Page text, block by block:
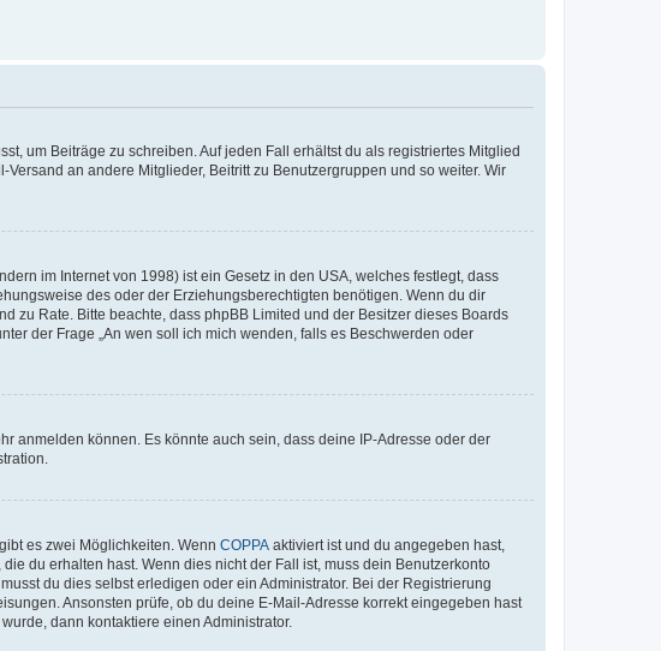
um Beiträge zu schreiben. Auf jeden Fall erhältst du als registriertes Mitglied
an andere Mitglieder, Beitritt zu Benutzergruppen und so weiter. Wir
im Internet von 1998) ist ein Gesetz in den USA, welches festlegt, dass
des oder der Erziehungsberechtigten benötigen. Wenn du dir
zu Rate. Bitte beachte, dass phpBB Limited und der Besitzer dieses Boards
der Frage „An wen soll ich mich wenden, falls es Beschwerden oder
anmelden können. Es könnte auch sein, dass deine IP-Adresse oder der
es zwei Möglichkeiten. Wenn COPPA aktiviert ist und du angegeben hast,
du erhalten hast. Wenn dies nicht der Fall ist, muss dein Benutzerkonto
du dies selbst erledigen oder ein Administrator. Bei der Registrierung
Ansonsten prüfe, ob du deine E-Mail-Adresse korrekt eingegeben hast
dann kontaktiere einen Administrator.